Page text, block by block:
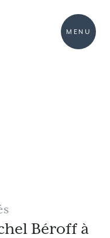
MENU
Béroff à